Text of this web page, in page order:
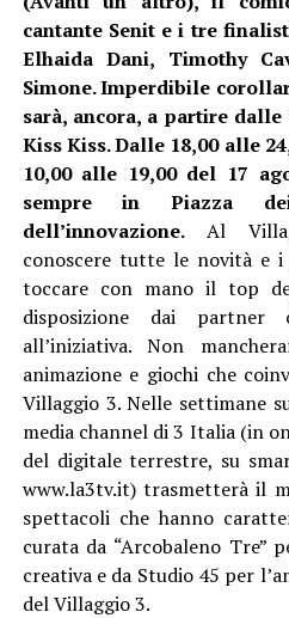
cantante Senit e i tre
Elhaida Dani, Timothy
Simone. Imperdibile
sarà, ancora, a partire
Kiss Kiss. Dalle 18,00 alle
10,00 alle 19,00 del 17
sempre in Piazza
dell’innovazione.Al
conoscere tutte le novità e
toccare con mano il top
disposizione dai partner
all’iniziativa. Non
animazione e giochi che
Villaggio 3. Nelle settimane
media channel di 3 Italia (in
del digitale terrestre, su
www.la3tv.it) trasmetterà il
spettacoli che hanno
curata da “Arcobaleno Tre”
creativa e da Studio 45 per
del Villaggio 3.